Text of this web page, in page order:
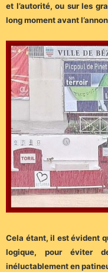
et l’autorité, ou sur les
long moment avant
Cela étant, il est évident
logique, pour éviter
inéluctablement en